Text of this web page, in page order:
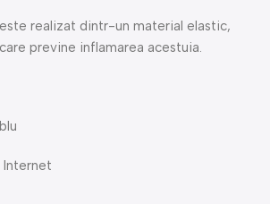
realizat dintr-un material elastic,
previne inflamarea acestuia.